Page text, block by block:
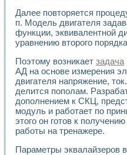
Разработка
Об опыте работы
Технологии NI в
Система
Лабораторный
Партнеры
Академические и
Учебные заведения
Бизнес
Контакты
Далее повторяется
п. Модель двигателя
функции, эквивалентной
уравнению второго
Поэтому возникает задача
АД на основе измерения
двигателя напряжение,
делится пополам.
дополнением к СКЦ,
модуль и работает по
этого он готов к
работы на тренажере.
Параметры эквалайзеров